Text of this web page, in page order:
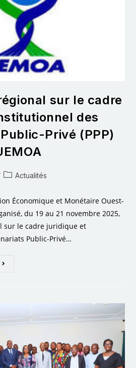
sur le cadre
des
Privé (PPP)
Actualités
Économique et Monétaire Ouest-
du 19 au 21 novembre 2025,
sur le cadre juridique et
Public-Privé…